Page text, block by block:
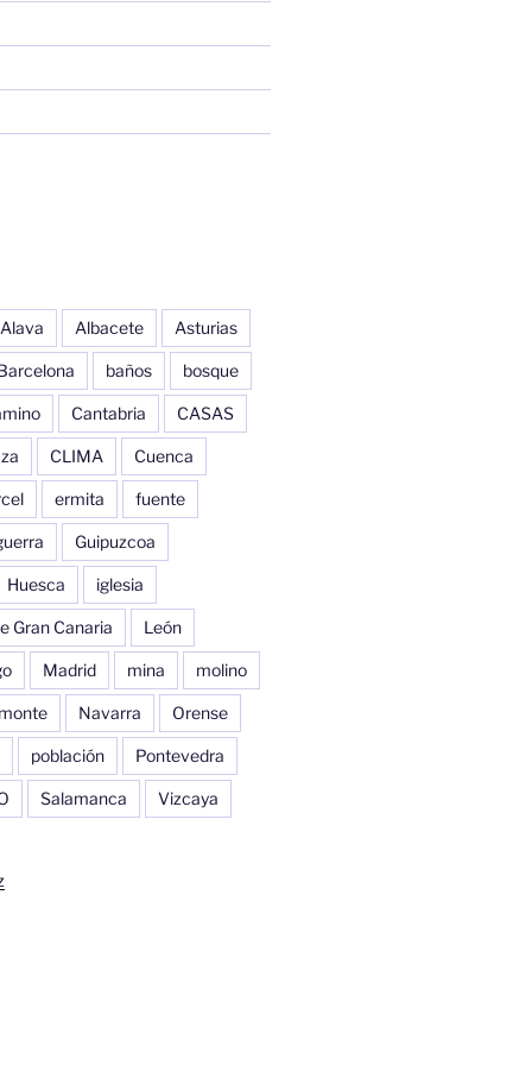
Alava Albacete Asturias
baños bosque
Cantabria CASAS
CLIMA Cuenca
ermita fuente
Guipuzcoa
Huesca iglesia
Gran Canaria León
Madrid mina molino
monte Navarra Orense
población Pontevedra
Salamanca Vizcaya